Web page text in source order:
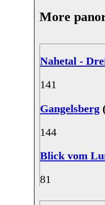
More
Nahetal -
141
Gangelsberg
144
Blick vom
81